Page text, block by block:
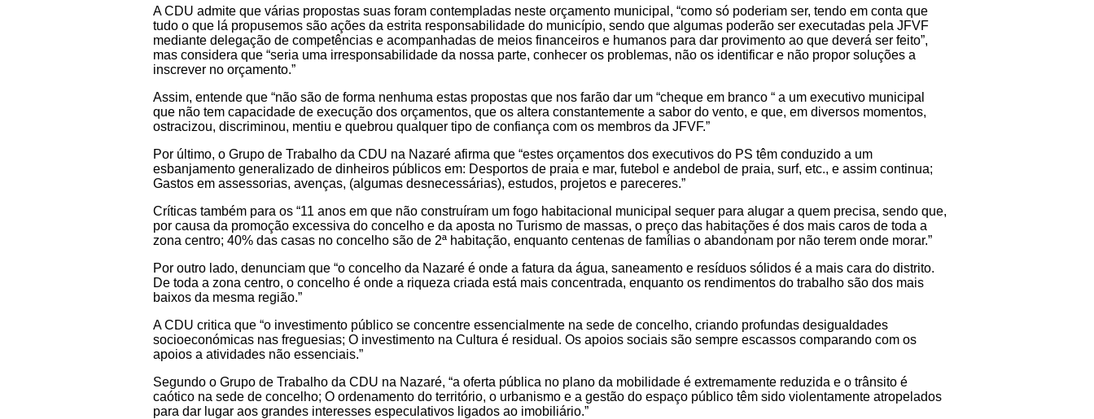
A CDU admite que várias propostas suas foram contempladas neste orçamento municipal, “como só poderiam ser, tendo em conta que
tudo o que lá propusemos são ações da estrita responsabilidade do município, sendo que algumas poderão ser executadas pela JFVF
mediante delegação de competências e acompanhadas de meios financeiros e humanos para dar provimento ao que deverá ser feito”,
mas considera que “seria uma irresponsabilidade da nossa parte, conhecer os problemas, não os identificar e não propor soluções a
inscrever no orçamento.”
Assim, entende que “não são de forma nenhuma estas propostas que nos farão dar um “cheque em branco “ a um executivo municipal
que não tem capacidade de execução dos orçamentos, que os altera constantemente a sabor do vento, e que, em diversos momentos,
ostracizou, discriminou, mentiu e quebrou qualquer tipo de confiança com os membros da JFVF.”
Por último, o Grupo de Trabalho da CDU na Nazaré afirma que “estes orçamentos dos executivos do PS têm conduzido a um
esbanjamento generalizado de dinheiros públicos em: Desportos de praia e mar, futebol e andebol de praia, surf, etc., e assim continua;
Gastos em assessorias, avenças, (algumas desnecessárias), estudos, projetos e pareceres.”
Críticas também para os “11 anos em que não construíram um fogo habitacional municipal sequer para alugar a quem precisa, sendo que,
por causa da promoção excessiva do concelho e da aposta no Turismo de massas, o preço das habitações é dos mais caros de toda a
zona centro; 40% das casas no concelho são de 2ª habitação, enquanto centenas de famílias o abandonam por não terem onde morar.”
Por outro lado, denunciam que “o concelho da Nazaré é onde a fatura da água, saneamento e resíduos sólidos é a mais cara do distrito.
De toda a zona centro, o concelho é onde a riqueza criada está mais concentrada, enquanto os rendimentos do trabalho são dos mais
baixos da mesma região.”
A CDU critica que “o investimento público se concentre essencialmente na sede de concelho, criando profundas desigualdades
socioeconómicas nas freguesias; O investimento na Cultura é residual. Os apoios sociais são sempre escassos comparando com os
apoios a atividades não essenciais.”
Segundo o Grupo de Trabalho da CDU na Nazaré, “a oferta pública no plano da mobilidade é extremamente reduzida e o trânsito é
caótico na sede de concelho; O ordenamento do território, o urbanismo e a gestão do espaço público têm sido violentamente atropelados
para dar lugar aos grandes interesses especulativos ligados ao imobiliário.”